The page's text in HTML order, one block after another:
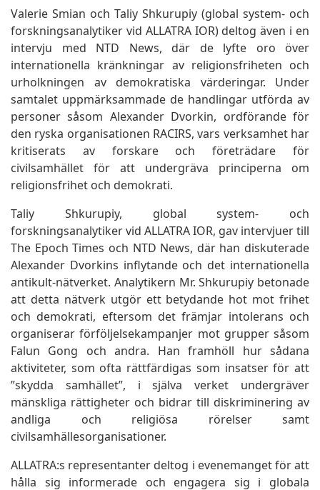
Valerie Smian och Taliy Shkurupiy (global system- och
forskningsanalytiker vid ALLATRA IOR) deltog även i en
intervju med NTD News, där de lyfte oro över
internationella kränkningar av religionsfriheten och
urholkningen av demokratiska värderingar. Under
samtalet uppmärksammade de handlingar utförda av
personer såsom Alexander Dvorkin, ordförande för
den ryska organisationen RACIRS, vars verksamhet har
kritiserats av forskare och företrädare för
civilsamhället för att undergräva principerna om
religionsfrihet och demokrati.
Taliy Shkurupiy, global system- och
forskningsanalytiker vid ALLATRA IOR, gav intervjuer till
The Epoch Times och NTD News, där han diskuterade
Alexander Dvorkins inflytande och det internationella
antikult-nätverket. Analytikern Mr. Shkurupiy betonade
att detta nätverk utgör ett betydande hot mot frihet
och demokrati, eftersom det främjar intolerans och
organiserar förföljelsekampanjer mot grupper såsom
Falun Gong och andra. Han framhöll hur sådana
aktiviteter, som ofta rättfärdigas som insatser för att
”skydda samhället”, i själva verket undergräver
mänskliga rättigheter och bidrar till diskriminering av
andliga och religiösa rörelser samt
civilsamhällesorganisationer.
ALLATRA:s representanter deltog i evenemanget för att
hålla sig informerade och engagera sig i globala